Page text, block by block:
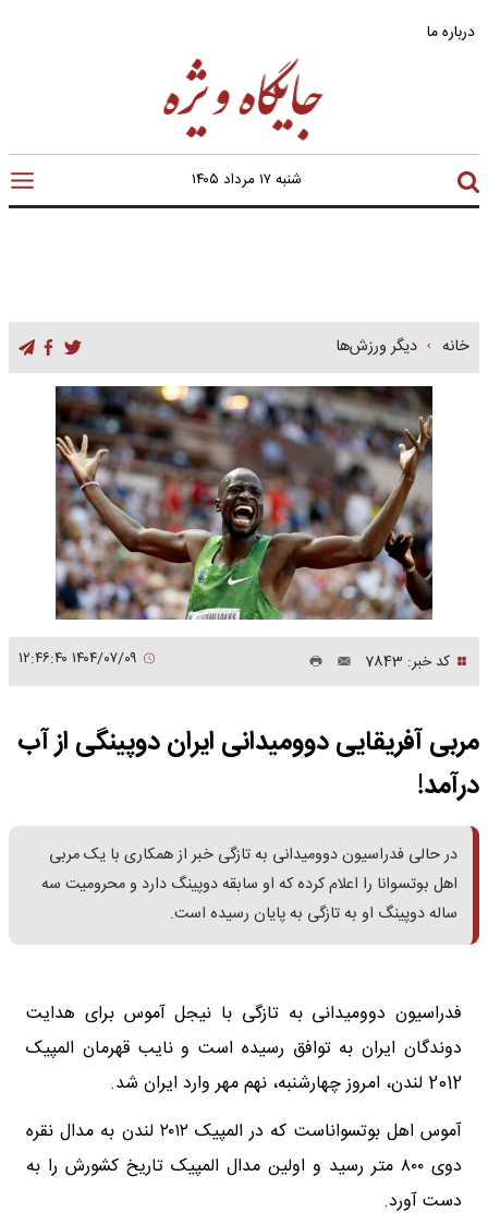
درباره ما
شنبه ۱۷ مرداد ۱۴۰۵
خانه دیگر ورزش‌ها
کد خبر: 7843
مربی آفریقایی دوومیدانی ایران دوپینگی از آب
درآمد!
در حالی فدراسیون دوومیدانی به تازگی خبر از همکاری با یک مربی
اهل بوتسوانا را اعلام کرده که او سابقه دوپینگ دارد و محرومیت سه
ساله دوپینگ او به تازگی به پایان رسیده است.
فدراسیون دوومیدانی به تازگی با نیجل آموس برای هدایت
دوندگان ایران به توافق رسیده است و نایب قهرمان المپیک
2012 لندن، امروز چهارشنبه، نهم مهر وارد ایران شد.
آموس اهل بوتسواناست که در المپیک ۲۰۱۲ لندن به مدال نقره
دوی ۸۰۰ متر رسید و اولین مدال المپیک تاریخ کشورش را به
دست آورد.